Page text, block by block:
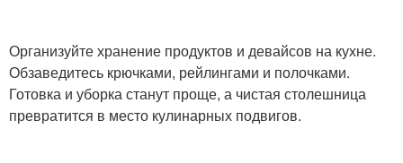
Организуйте хранение продуктов и девайсов на кухне.
Обзаведитесь крючками, рейлингами и полочками.
Готовка и уборка станут проще, а чистая столешница
превратится в место кулинарных подвигов.